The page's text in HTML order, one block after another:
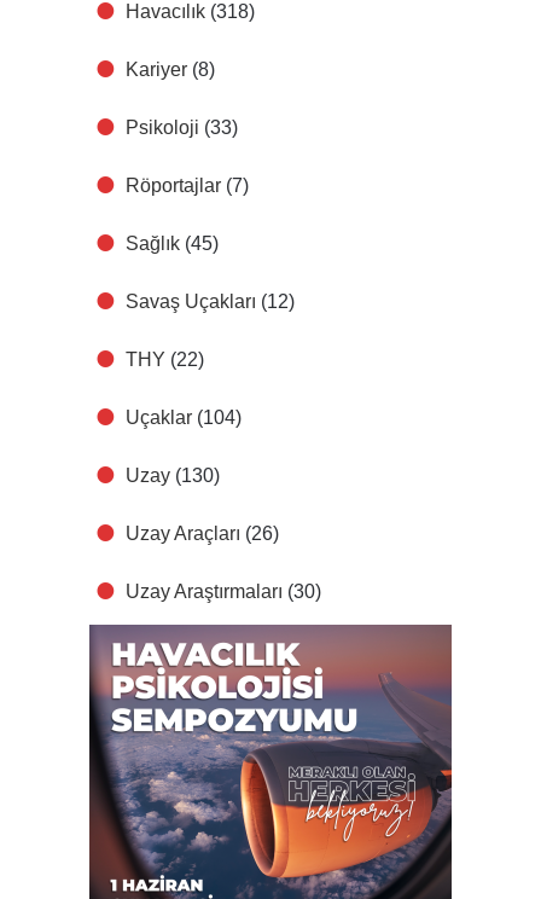
Havacılık (318)
Kariyer (8)
Psikoloji (33)
Röportajlar (7)
Sağlık (45)
Savaş Uçakları (12)
THY (22)
Uçaklar (104)
Uzay (130)
Uzay Araçları (26)
Uzay Araştırmaları (30)